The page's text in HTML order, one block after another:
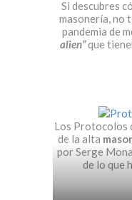
Si descubres
masonería, no
pandemia de
alien”que
Los Protocolos
de la alta
por Serge
de lo que